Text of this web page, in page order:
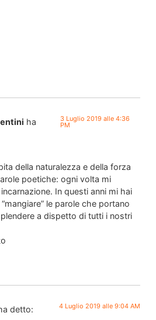
ha
3 Luglio 2019 alle 4:36
PM
della naturalezza e della forza
poetiche: ogni volta mi
In questi anni mi hai
le parole che portano
a dispetto di tutti i nostri
detto: 4 Luglio 2019 alle 9:04 AM